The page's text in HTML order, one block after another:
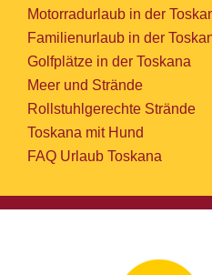
Motorradurlaub in der
Familienurlaub in der
Golfplätze in der Toskana
Meer und Strände
Rollstuhlgerechte Strände
Toskana mit Hund
FAQ Urlaub Toskana